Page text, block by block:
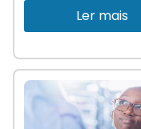
Ler mais